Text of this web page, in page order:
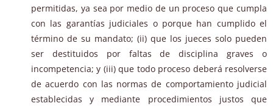
permitidas, ya sea por medio de un proceso que cumpla
con las garantías judiciales o porque han cumplido el
término de su mandato; (ii) que los jueces solo pueden
ser destituidos por faltas de disciplina graves o
incompetencia; y (iii) que todo proceso deberá resolverse
de acuerdo con las normas de comportamiento judicial
establecidas y mediante procedimientos justos que